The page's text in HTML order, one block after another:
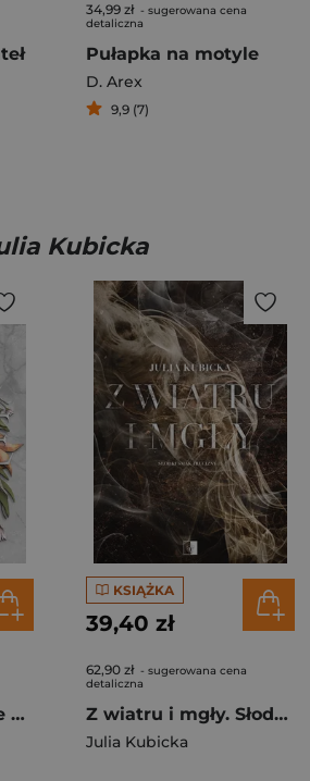
34,99 zł - sugerowana cena
detaliczna
Pułapka na motyle
D. Arex
9,9 (7)
Kubicka
Od Elise. Tajemnice Haven High. Tom 2
KSIĄŻKA
39,40 zł
62,90 zł - sugerowana cena
detaliczna
Z wiatru i mgły. Słodki smak trucizny. Tom 5
Julia Kubicka